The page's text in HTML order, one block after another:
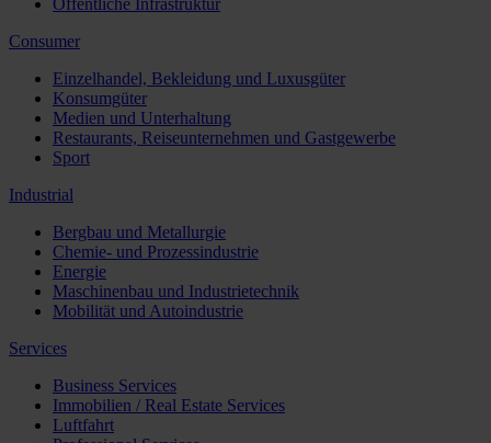
Öffentliche Infrastruktur
Consumer
Einzelhandel, Bekleidung und Luxusgüter
Konsumgüter
Medien und Unterhaltung
Restaurants, Reiseunternehmen und Gastgewerbe
Sport
Industrial
Bergbau und Metallurgie
Chemie- und Prozessindustrie
Energie
Maschinenbau und Industrietechnik
Mobilität und Autoindustrie
Services
Business Services
Immobilien / Real Estate Services
Luftfahrt